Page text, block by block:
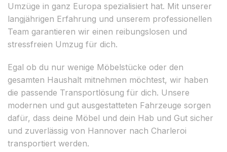
Umzüge in ganz Europa spezialisiert hat. Mit unserer
langjährigen Erfahrung und unserem professionellen
Team garantieren wir einen reibungslosen und
stressfreien Umzug für dich.
Egal ob du nur wenige Möbelstücke oder den
gesamten Haushalt mitnehmen möchtest, wir haben
die passende Transportlösung für dich. Unsere
modernen und gut ausgestatteten Fahrzeuge sorgen
dafür, dass deine Möbel und dein Hab und Gut sicher
und zuverlässig von Hannover nach Charleroi
transportiert werden.